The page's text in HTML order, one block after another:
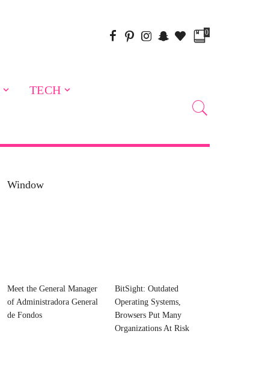
0
TECH
Window
Meet the General Manager
of Administradora General
de Fondos
BitSight: Outdated
Operating Systems,
Browsers Put Many
Organizations At Risk